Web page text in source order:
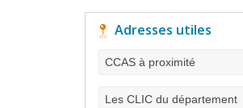
Adresses utiles
CCAS à proximité
Les CLIC du département